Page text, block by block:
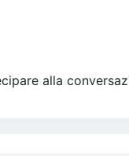
alla